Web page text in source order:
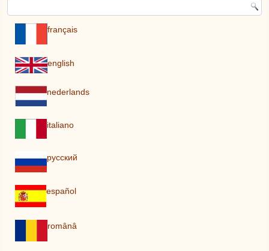
français
english
nederlands
italiano
pусский
español
românâ